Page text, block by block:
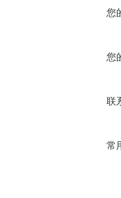
您
您
联
常